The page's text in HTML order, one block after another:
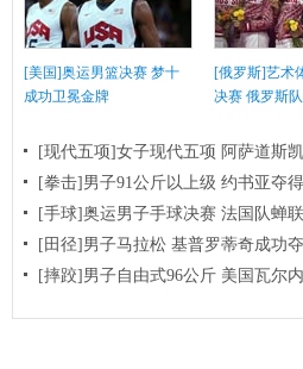
[美国]奥运男篮决赛 梦十
成功卫冕金牌
[俄罗斯]艺术
决赛 俄罗斯
[现代五项]女子现代五项 阿萨道斯
[拳击]男子91公斤以上级 约书亚夺
[手球]奥运男子手球决赛 法国队蝉
[田径]男子马拉松 基普罗蒂奇成功
[摔跤]男子自由式96公斤 美国瓦尔